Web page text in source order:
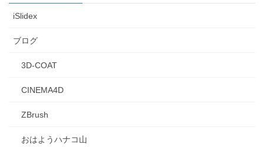
iSlidex
ブログ
3D-COAT
CINEMA4D
ZBrush
おはようハナコ山